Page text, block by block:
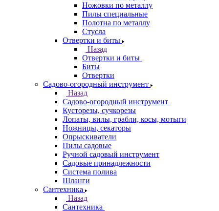
Ножовки по металлу
Пилы специальные
Полотна по металлу
Стусла
Отвертки и биты
Назад
Отвертки и биты
Биты
Отвертки
Садово-огородный инструмент
Назад
Садово-огородный инструмент
Кусторезы, сучкорезы
Лопаты, вилы, грабли, косы, мотыги
Ножницы, секаторы
Опрыскиватели
Пилы садовые
Ручной садовый инструмент
Садовые принадлежности
Система полива
Шланги
Сантехника
Назад
Сантехника